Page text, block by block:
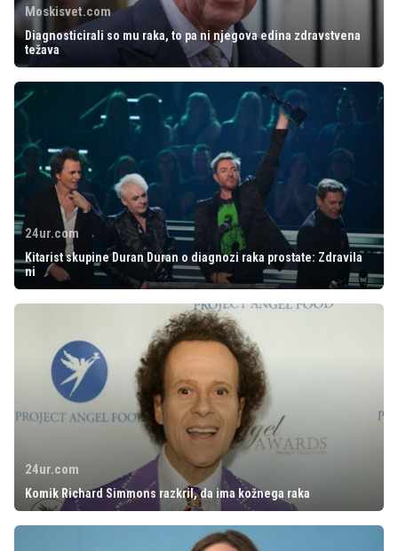
Moskisvet.com
Diagnosticirali so mu raka, to pa ni njegova edina zdravstvena
težava
24ur.com
Kitarist skupine Duran Duran o diagnozi raka prostate: Zdravila
ni
24ur.com
Komik Richard Simmons razkril, da ima kožnega raka